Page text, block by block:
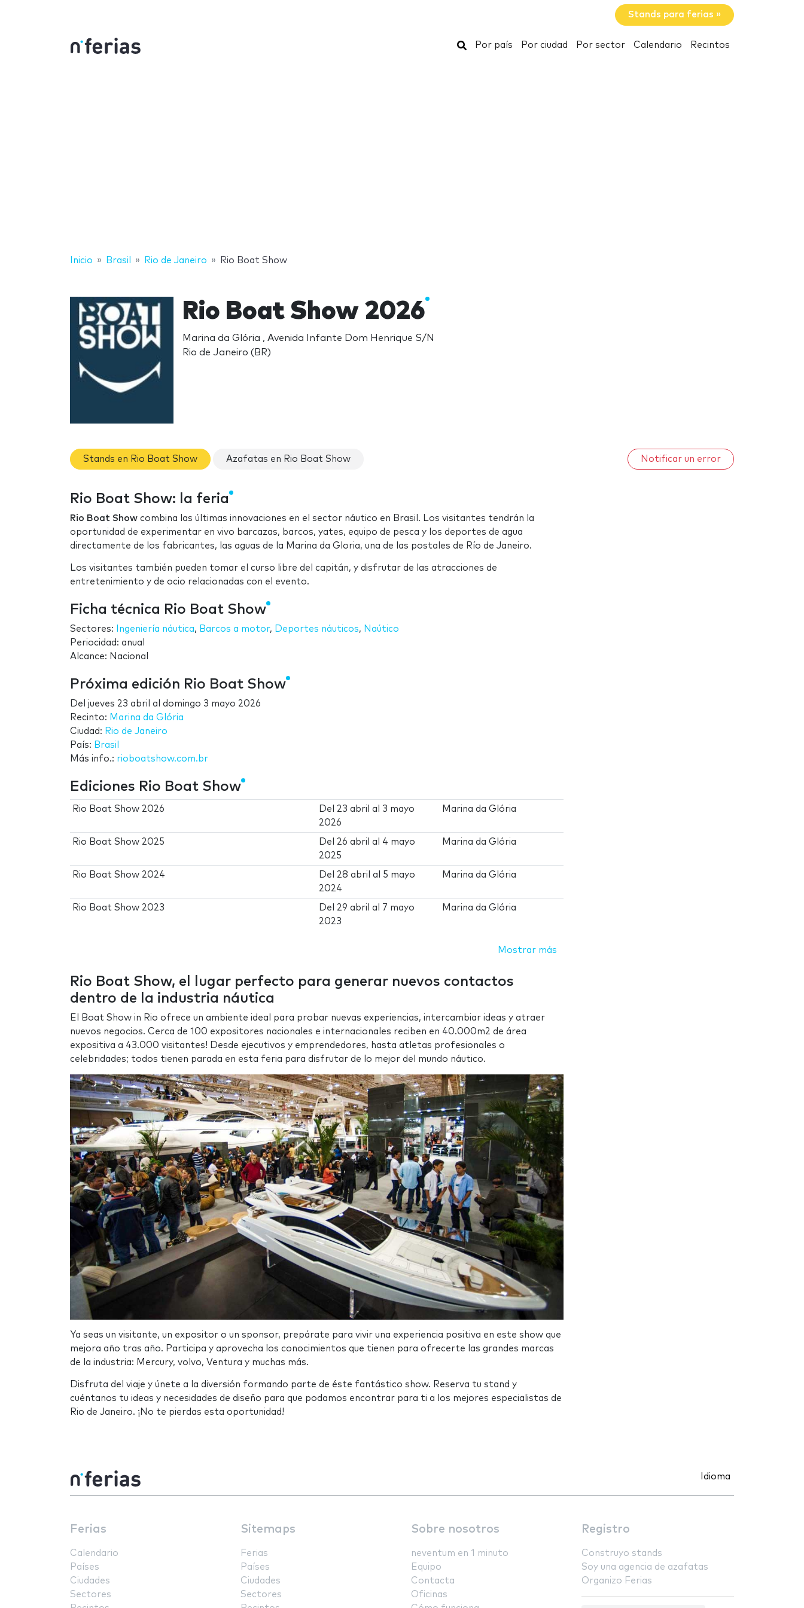
Stands para ferias »
Buscar
Por país Por ciudad Por sector Calendario Recintos
Inicio Brasil Rio de Janeiro Rio Boat Show
Rio Boat Show 2026
Marina da Glória , Avenida Infante Dom Henrique S/N
Rio de Janeiro (BR)
Stands en Rio Boat Show Azafatas en Rio Boat Show Notificar un error
Rio Boat Show: la feria
Rio Boat Show combina las últimas innovaciones en el sector náutico en Brasil. Los visitantes tendrán la
oportunidad de experimentar en vivo barcazas, barcos, yates, equipo de pesca y los deportes de agua
directamente de los fabricantes, las aguas de la Marina da Gloria, una de las postales de Río de Janeiro.
Los visitantes también pueden tomar el curso libre del capitán, y disfrutar de las atracciones de
entretenimiento y de ocio relacionadas con el evento.
Ficha técnica Rio Boat Show
Sectores: Ingeniería náutica, Barcos a motor, Deportes náuticos, Naútico
Periocidad: anual
Alcance: Nacional
Próxima edición Rio Boat Show
Del jueves 23 abril al domingo 3 mayo 2026
Recinto: Marina da Glória
Ciudad: Rio de Janeiro
País: Brasil
Más info.: rioboatshow.com.br
Ediciones Rio Boat Show
Rio Boat Show 2026 Del 23 abril al 3 mayo
2026
Marina da Glória
Rio Boat Show 2025 Del 26 abril al 4 mayo
2025
Marina da Glória
Rio Boat Show 2024 Del 28 abril al 5 mayo
2024
Marina da Glória
Rio Boat Show 2023 Del 29 abril al
7 mayo
2023
Marina da Glória
Mostrar más
Rio Boat Show, el lugar perfecto para generar nuevos contactos
dentro de la industria náutica
El Boat Show in Rio ofrece un ambiente ideal para probar nuevas experiencias, intercambiar ideas y atraer
nuevos negocios. Cerca de 100 expositores nacionales e internacionales reciben en 40.000m2 de área
expositiva a 43.000 visitantes! Desde ejecutivos y emprendedores, hasta atletas profesionales o
celebridades; todos tienen parada en esta feria para disfrutar de lo mejor del mundo náutico.
Ya seas un visitante, un expositor o un sponsor, prepárate para vivir una experiencia positiva en este show que
mejora año tras año. Participa y aprovecha los conocimientos que tienen para ofrecerte las grandes marcas
de la industria: Mercury, volvo, Ventura y muchas más.
Disfruta del viaje y únete a la diversión formando parte de éste fantástico show. Reserva tu stand y
cuéntanos tu ideas y necesidades de diseño para que podamos encontrar para ti a los mejores especialistas de
Rio de Janeiro. ¡No te pierdas esta oportunidad!
Idioma
Ferias
Calendario
Países
Ciudades
Sectores
Sitemaps
Ferias
Países
Ciudades
Sectores
Sobre nosotros
neventum en 1 minuto
Equipo
Contacta
Oficinas
Registro
Construyo stands
Soy una agencia de azafatas
Organizo Ferias